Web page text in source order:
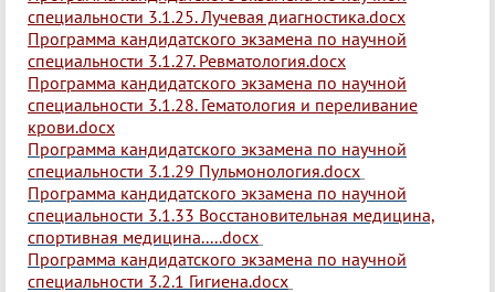
специальности 3.1.25. Лучевая диагностика.docx
Программа кандидатского экзамена по научной
специальности 3.1.27. Ревматология.docx
Программа кандидатского экзамена по научной
специальности 3.1.28. Гематология и переливание
крови.docx
Программа кандидатского экзамена по научной
специальности 3.1.29 Пульмонология.docx
Программа кандидатского экзамена по научной
специальности 3.1.33 Восстановительная медицина,
спортивная медицина.....docx
Программа кандидатского экзамена по научной
специальности 3.2.1 Гигиена.docx